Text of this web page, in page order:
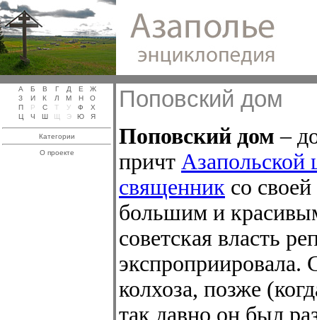
А Б В Г Д Е
Ж
З
И К Л М Н
О
П
Р С Т У Ф
Х
Ц
Ч Ш Щ Э Ю Я
Категории
О проекте
Поповский дом
Поповский дом –
причт Азапольской
священник со
большим и
советская власть
экспроприировала.
колхоза, позже
так давно он был